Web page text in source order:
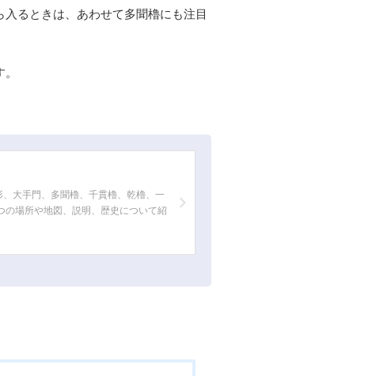
るときは、あわせて多聞櫓にも注目
大手門、多聞櫓、千貫櫓、乾櫓、一
場所や地図、説明、歴史について紹